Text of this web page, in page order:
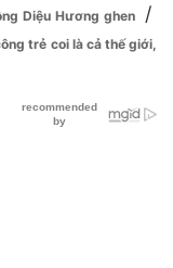
Diệu Hương ghen /
trẻ coi là cả thế giới,